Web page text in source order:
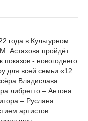
года в Культурном
Астахова пройдёт
показов - новогоднего
для всей семьи «12
Владислава
либретто – Антона
– Руслана
артистов